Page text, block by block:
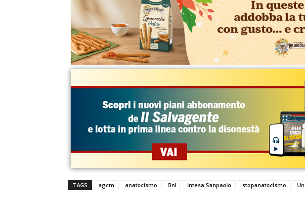
TAGS agcm anatocismo Bnl Intesa Sanpaolo stopanatocismo